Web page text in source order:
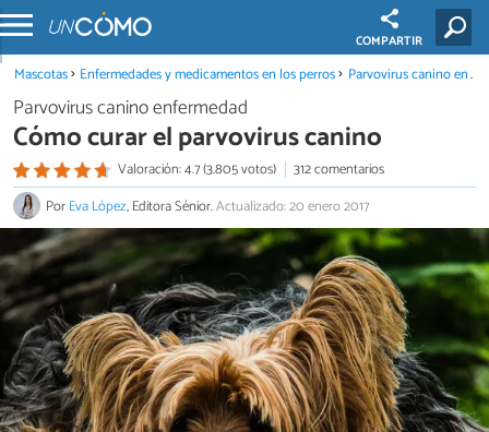
COMPARTIR
Mascotas Enfermedades y medicamentos en los perros Parvovirus canino enfermedad
Parvovirus canino enfermedad
Cómo curar el parvovirus canino
Valoración: 4.7 (3.805 votos)
312 comentarios
PorEva López, Editora Sénior.Actualizado: 20 enero 2017